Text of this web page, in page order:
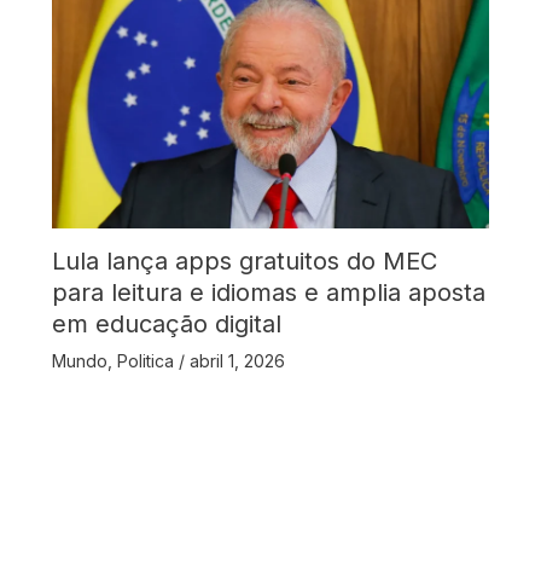
Lula lança apps gratuitos do MEC
para leitura e idiomas e amplia aposta
em educação digital
Mundo, Politica / abril 1, 2026